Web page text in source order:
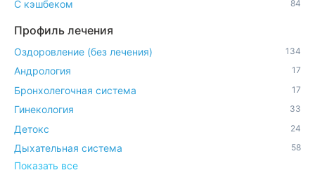
С кэшбеком 84
Профиль лечения
Оздоровление (без лечения) 134
Андрология 17
Бронхолегочная система 17
Гинекология 33
Детокс 24
Дыхательная система 58
Показать все